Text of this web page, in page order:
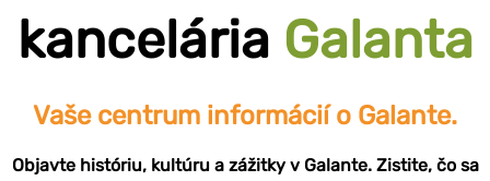
kancelária Galanta
Vaše centrum informácií o Galante.
Objavte históriu, kultúru a zážitky v Galante. Zistite, čo sa